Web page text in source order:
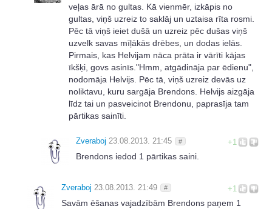
veļas ārā no gultas. Kā vienmēr, izkāpis no
gultas, viņš uzreiz to saklāj un uztaisa rīta rosmi.
Pēc tā viņš ieiet dušā un uzreiz pēc dušas viņš
uzvelk savas mīļākās drēbes, un dodas ielās.
Pirmais, kas Helvijam nāca prāta ir vārīti kājas
īkšķi, govs asinīs."Hmm, atgādināja par ēdienu",
nodomāja Helvijs. Pēc tā, viņš uzreiz devās uz
noliktavu, kuru sargāja Brendons. Helvijs aizgāja
līdz tai un pasveicinot Brendonu, paprasīja tam
pārtikas sainīti.
+1
Zveraboj 23.08.2013. 21:45 #
Brendons iedod 1 pārtikas saini.
+1
Zveraboj 23.08.2013. 21:49 #
Savām ēšanas vajadzībām Brendons paņem 1